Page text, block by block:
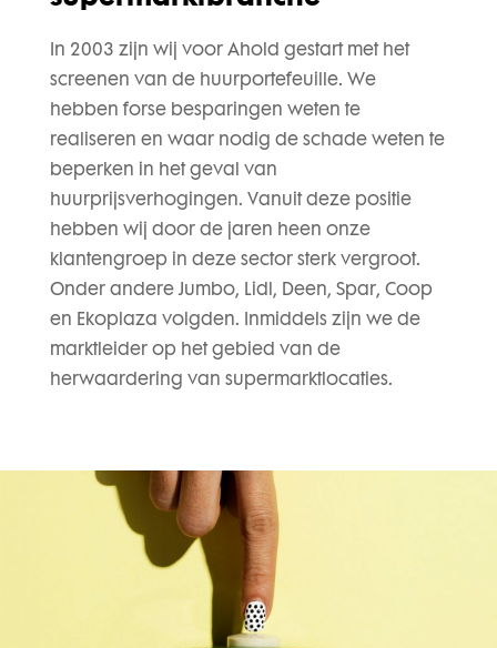
In 2003 zijn wij voor Ahold gestart met het
screenen van de huurportefeuille. We
hebben forse besparingen weten te
realiseren en waar nodig de schade weten te
beperken in het geval van
huurprijsverhogingen. Vanuit deze positie
hebben wij door de jaren heen onze
klantengroep in deze sector sterk vergroot.
Onder andere Jumbo, Lidl, Deen, Spar, Coop
en Ekoplaza volgden. Inmiddels zijn we de
marktleider op het gebied van de
herwaardering van supermarktlocaties.